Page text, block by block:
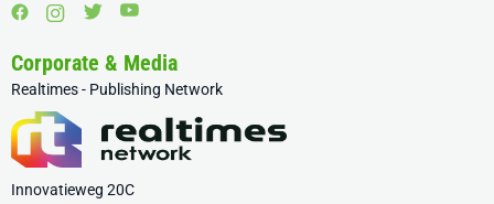
Corporate & Media
Realtimes - Publishing Network
Innovatieweg 20C